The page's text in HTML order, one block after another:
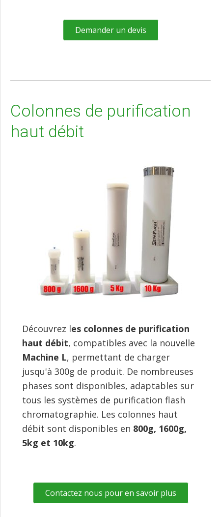
Demander un devis
Colonnes de purification
haut débit
Découvrez les colonnes de purification
haut débit, compatibles avec la nouvelle
Machine L, permettant de charger
jusqu'à 300g de produit. De nombreuses
phases sont disponibles, adaptables sur
tous les systèmes de purification flash
chromatographie. Les colonnes haut
débit sont disponibles en 800g, 1600g,
5kg et 10kg.
Contactez nous pour en savoir plus